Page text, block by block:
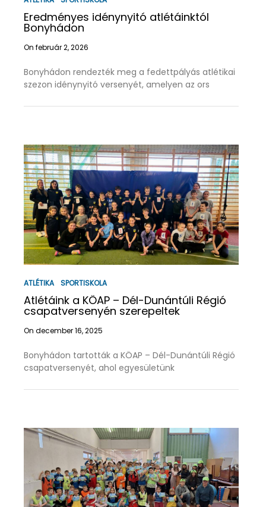
Eredményes idénynyitó atlétáinktól
Bonyhádon
On február 2, 2026
Bonyhádon rendezték meg a fedettpályás atlétikai
szezon idénynyitó versenyét, amelyen az ors
ATLÉTIKA SPORTISKOLA
Atlétáink a KÖAP – Dél-Dunántúli Régió
csapatversenyén szerepeltek
On december 16, 2025
Bonyhádon tartották a KÖAP – Dél-Dunántúli Régió
csapatversenyét, ahol egyesületünk